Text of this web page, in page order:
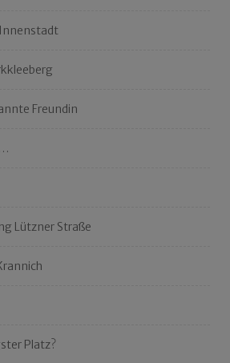
Freundin
Lützner Straße
Platz?